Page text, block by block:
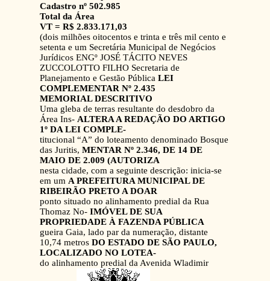
Cadastro nº 502.985
Total da Área
VT = R$ 2.833.171,03
(dois milhões oitocentos e trinta e três mil cento e
setenta e um Secretária Municipal de Negócios
Jurídicos ENGº JOSÉ TÁCITO NEVES
ZUCCOLOTTO FILHO Secretaria de
Planejamento e Gestão Pública LEI
COMPLEMENTAR Nº 2.435
MEMORIAL DESCRITIVO
Uma gleba de terras resultante do desdobro da
Área Ins- ALTERA A REDAÇÃO DO ARTIGO
1º DA LEI COMPLE-
titucional “A” do loteamento denominado Bosque
das Juritis, MENTAR Nº 2.346, DE 14 DE
MAIO DE 2.009 (AUTORIZA
nesta cidade, com a seguinte descrição: inicia-se
em um A PREFEITURA MUNICIPAL DE
RIBEIRÃO PRETO A DOAR
ponto situado no alinhamento predial da Rua
Thomaz No- IMÓVEL DE SUA
PROPRIEDADE À FAZENDA PÚBLICA
gueira Gaia, lado par da numeração, distante
10,74 metros DO ESTADO DE SÃO PAULO,
LOCALIZADO NO LOTEA-
do alinhamento predial da Avenida Wladimir